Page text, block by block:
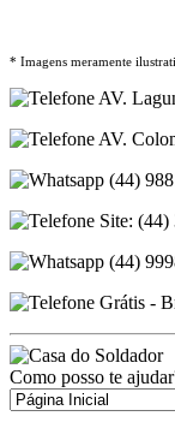
* Imagens meramente
AV.
AV.
(44)
Site: (44)
(44)
Grátis -
Como posso te